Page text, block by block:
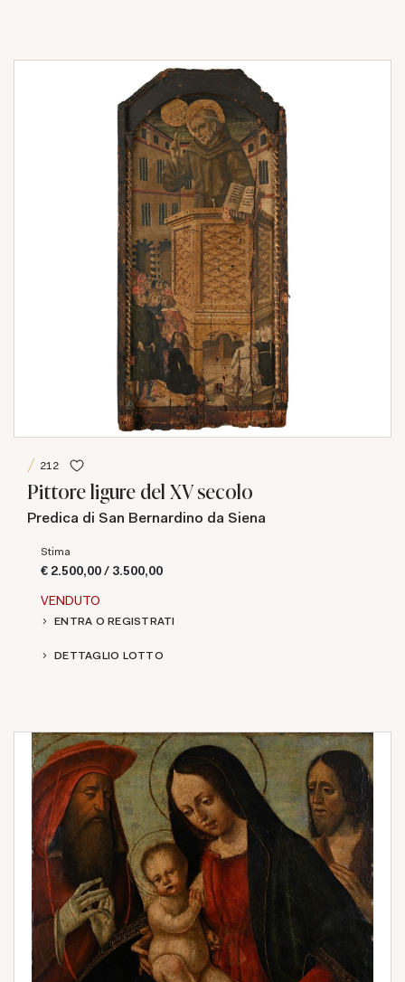
212
Pittore ligure del XV secolo
Predica di San Bernardino da Siena
Stima
€ 2.500,00 / 3.500,00
VENDUTO
ENTRA O REGISTRATI
DETTAGLIO LOTTO